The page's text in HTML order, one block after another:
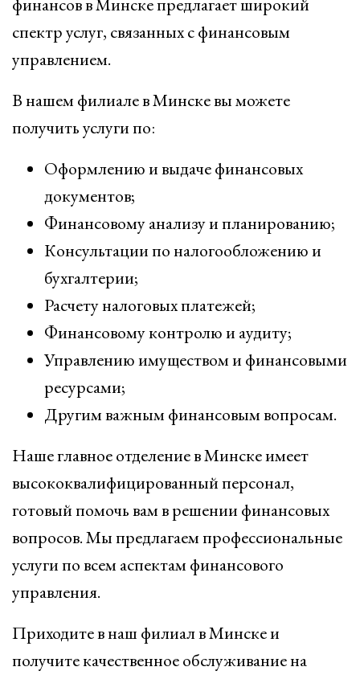
спектр услуг, связанных с финансовым
управлением.
В нашем филиале в Минске вы можете
получить услуги по:
Оформлению и выдаче финансовых
документов;
Финансовому анализу и планированию;
Консультации по налогообложению и
бухгалтерии;
Расчету налоговых платежей;
Финансовому контролю и аудиту;
Управлению имуществом и финансовыми
ресурсами;
Другим важным финансовым вопросам.
Наше главное отделение в Минске имеет
высококвалифицированный персонал,
готовый помочь вам в решении финансовых
вопросов. Мы предлагаем профессиональные
услуги по всем аспектам финансового
управления.
Приходите в наш филиал в Минске и
получите качественное обслуживание на